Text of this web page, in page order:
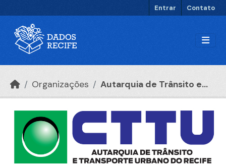
Entrar Contato
Organizações Autarquia de Trânsito e...